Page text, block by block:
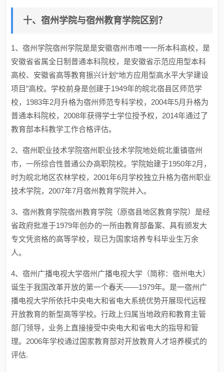
十、宿州学院与宿州教育学院区别？
1、宿州学院宿州学院是是安徽宿州市唯一一所本科高校，是
安徽省省属全日制普通本科院校，是安徽省示范应用型本科
高校、安徽省高等教育振兴计划“地方应用型高水平大学建设
项目”高校。学校前身是创建于1949年的皖北宿县区师范学
校，1983年2月升格为宿州师范专科学校，2004年5月升格为
普通本科院校，2008年获得学士学位授予权，2014年通过了
教育部本科教学工作合格评估。
2、宿州职业技术学院宿州职业技术学院地处皖北重镇宿州
市，一所综合性普通公办高职院校。学院始建于1950年2月，
时为皖北地区农林学校，2001年6月学校独立升格为宿州职业
技术学院，2007年7月宿州教育学院并入。
3、宿州教育学院宿州教育学院（原宿县地区教育学院）是经
省政府批准于1979年创办的一所由教育部备案、具有颁发大
专文凭资格的高等学校，现已为国家培养专科毕业生万余
人。
4、宿州广播电视大学宿州广播电视大学（简称：宿州电大）
诞生于我国改革开放的第一个春天——1979年。是一宿州广
播电视大学所依托中央电大和省电大系统优势开展现代远程
开放教育的新型高等学校。行政上归属当地政府和教育主管
部门领导，业务上直接接受中央电大和省电大的指导和管
理。2006年学校通过国家教育部对开放教育人才培养模式的
评估.